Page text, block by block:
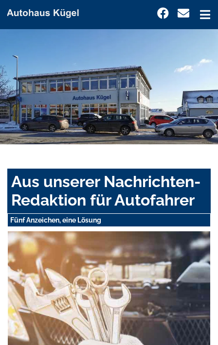
Aus unserer Nachrichten-
Redaktion für Autofahrer
Fünf Anzeichen, eine Lösung